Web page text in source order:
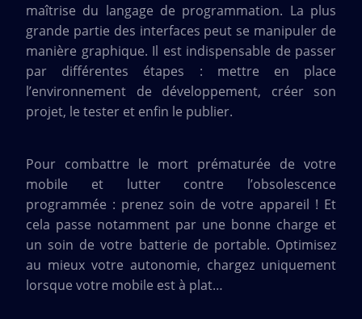
maîtrise du langage de programmation. La plus
grande partie des interfaces peut se manipuler de
manière graphique. Il est indispensable de passer
par différentes étapes : mettre en place
l’environnement de développement, créer son
projet, le tester et enfin le publier.
Pour combattre le mort prématurée de votre
mobile et lutter contre l’obsolescence
programmée : prenez soin de votre appareil ! Et
cela passe notamment par une bonne charge et
un soin de votre batterie de portable. Optimisez
au mieux votre autonomie, chargez uniquement
lorsque votre mobile est à plat…